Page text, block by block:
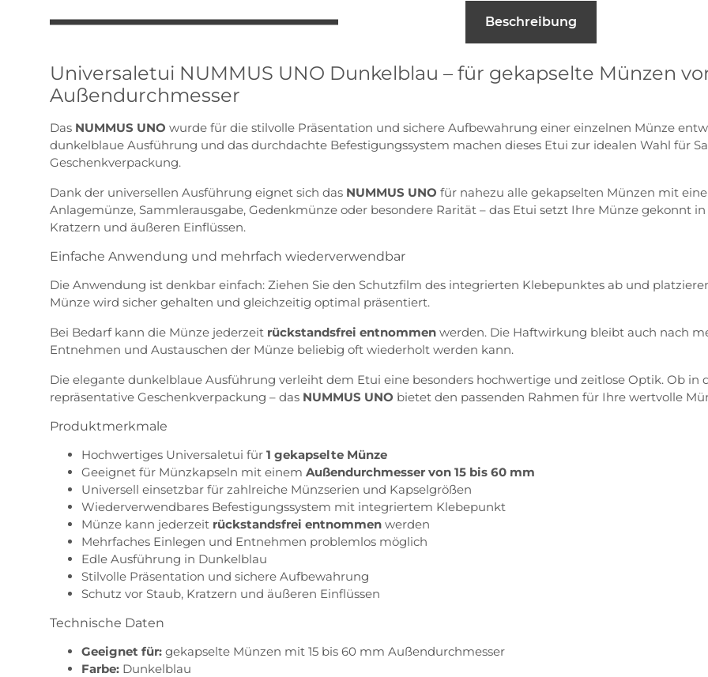
Beschreibung
Universaletui NUMMUS UNO Dunkelblau – für gekapselte Münzen
Außendurchmesser
Das NUMMUS UNO wurde für die stilvolle Präsentation und sichere Aufbewahrung einer einzelnen Münze
dunkelblaue Ausführung und das durchdachte Befestigungssystem machen dieses Etui zur idealen Wahl für
Geschenkverpackung.
Dank der universellen Ausführung eignet sich das NUMMUS UNO für nahezu alle gekapselten Münzen mit
Anlagemünze, Sammlerausgabe, Gedenkmünze oder besondere Rarität – das Etui setzt Ihre Münze gekonnt
Kratzern und äußeren Einflüssen.
Einfache Anwendung und mehrfach wiederverwendbar
Die Anwendung ist denkbar einfach: Ziehen Sie den Schutzfilm des integrierten Klebepunktes ab und
Münze wird sicher gehalten und gleichzeitig optimal präsentiert.
Bei Bedarf kann die Münze jederzeit rückstandsfrei entnommen werden. Die Haftwirkung bleibt auch nach
Entnehmen und Austauschen der Münze beliebig oft wiederholt werden kann.
Die elegante dunkelblaue Ausführung verleiht dem Etui eine besonders hochwertige und zeitlose Optik. Ob in
repräsentative Geschenkverpackung – das NUMMUS UNO bietet den passenden Rahmen für Ihre wertvolle
Produktmerkmale
Hochwertiges Universaletui für 1 gekapselte Münze
Geeignet für Münzkapseln mit einem Außendurchmesser von 15 bis 60 mm
Universell einsetzbar für zahlreiche Münzserien und Kapselgrößen
Wiederverwendbares Befestigungssystem mit integriertem Klebepunkt
Münze kann jederzeit rückstandsfrei entnommen werden
Mehrfaches Einlegen und Entnehmen problemlos möglich
Edle Ausführung in Dunkelblau
Stilvolle Präsentation und sichere Aufbewahrung
Schutz vor Staub, Kratzern und äußeren Einflüssen
Technische Daten
Geeignet für: gekapselte Münzen mit 15 bis 60 mm Außendurchmesser
Farbe: Dunkelblau